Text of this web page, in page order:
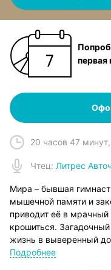
первая
20 часов 47 минут,
Чтец: Литрес
Мира – бывшая
мышечной памяти и
приводит её в мрачный
крошиться.
жизнь в выверенный
это танец на грани
Подробнее